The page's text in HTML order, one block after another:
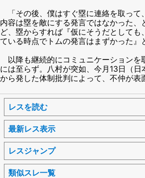
「その後、僕はすぐ塁に連絡を取って
内容は塁を敵にする発言ではなかった、
ど、塁からすれば『仮にそうだとしても
ている時点でトムの発言はまずかった』
以降も継続的にコミュニケーションを
には至らず。八村が突如、今月13日（日
から発した体制批判によって、不仲が表
レスを読む
最新レス表示
レスジャンプ
類似スレ一覧